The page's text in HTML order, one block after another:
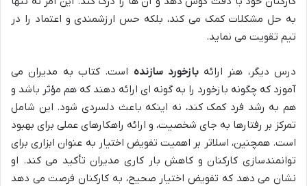
به حل مشکلات کمک می کند، بلکه حس ارزشمندی و اعتماد را در
تیم تقویت می نماید.
درس دیگر، هنر ارائهبازخورد سازنده است. کتاب به مدیران می
آموزد که چگونه بازخورد را به گونه ای ارائه دهند که هم مؤثر باشد و
هم به رشد فرد کمک کند، نه اینکه باعث دلسردی شود. این شامل
تمرکز بر رفتارها به جای شخصیت، و ارائه راهکارهای عملی برای بهبود
است. همچنین، اسلاتر بر اهمیت تفویض اختیار به عنوان ابزاری برای
توانمندسازی کارکنان و کاهش بار کاری مدیران تأکید می کند. او
نشان می دهد که تفویض اختیار صحیح، به کارکنان فرصت می دهد